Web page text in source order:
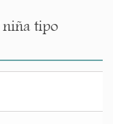
niña tipo